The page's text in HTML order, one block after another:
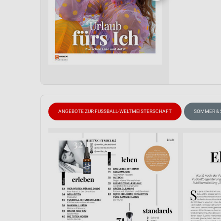
ANGEBOTE ZUR FUSSBALL-WELTMEISTERSCHAFT SOMMER &